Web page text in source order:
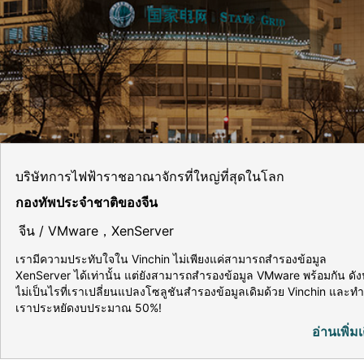
บริษัทการไฟฟ้าราชอาณาจักรที่ใหญ่ที่สุดในโลก
กองทัพประจำชาติของจีน
จีน / VMware，XenServer
เรามีความประทับใจใน Vinchin ไม่เพียงแค่สามารถสำรองข้อมูล
XenServer ได้เท่านั้น แต่ยังสามารถสำรองข้อมูล VMware พร้อมกัน ดั
ไม่เป็นไรที่เราเปลี่ยนแปลงโซลูชันสำรองข้อมูลเดิมด้วย Vinchin และท
เราประหยัดงบประมาณ 50%!
อ่านเพิ่ม